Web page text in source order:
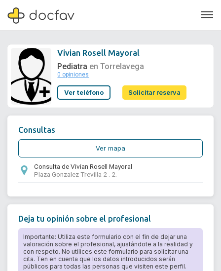
Soporte
Vivian Rosell Mayoral
Pediatra en Torrelavega
0 opiniones
Ver teléfono Solicitar reserva
Consultas
Ver mapa
Consulta de Vivian Rosell Mayoral
Plaza Gonzalez Trevilla 2 . 2.
Deja tu opinión sobre el profesional
Importante: Utiliza este formulario con el fin de dejar una
valoración sobre el profesional, ajustándote a la realidad y
con respeto. No utilices este formulario para solicitar una
cita. Ten en cuenta que los datos introducidos serán
públicos para todas las personas que visiten este perfil.